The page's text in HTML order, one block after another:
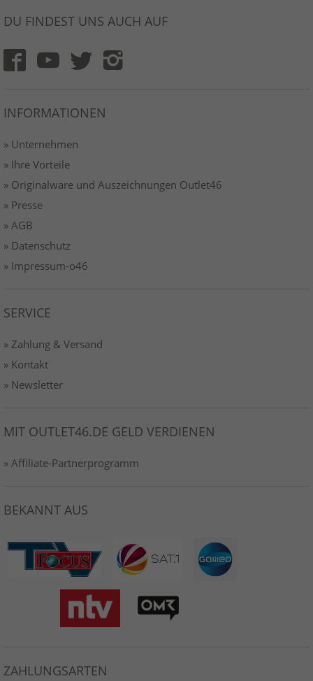
DU FINDEST UNS AUCH AUF
INFORMATIONEN
» Unternehmen
» Ihre Vorteile
» Originalware und Auszeichnungen Outlet46
» Presse
» AGB
» Datenschutz
» Impressum-o46
SERVICE
» Zahlung & Versand
» Kontakt
» Newsletter
MIT OUTLET46.DE GELD VERDIENEN
» Affiliate-Partnerprogramm
BEKANNT AUS
ZAHLUNGSARTEN